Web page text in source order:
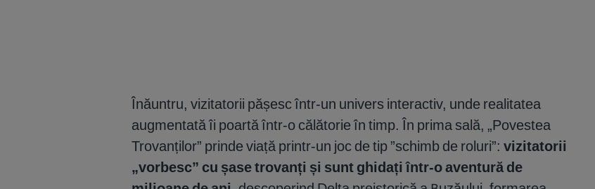
Înăuntru, vizitatorii pășesc într-un univers interactiv, unde realitatea
augmentată îi poartă într-o călătorie în timp. În prima sală, „Povestea
Trovanților” prinde viață printr-un joc de tip ”schimb de roluri”: vizitatorii
„vorbesc” cu șase trovanți și sunt ghidați într-o aventură de